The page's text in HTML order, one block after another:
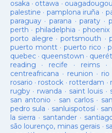
osaka · ottawa · ouagadougou
palestine · pamplona iruña ·
paraguay· parana ·paraty ·
perth ·philadelphia · phoenix
porto alegre ·portsmouth ·
puerto montt· puerto rico ·
quebec· queenstown ·
reading · recife · reims·
centreafricana · reunion ·
rosario · rostock · rotterdam ·
rugby· rwanda · saint louis ·
san antonio · san carlos·
pedro sula · sanluispotosí·
la sierra · santander ·
são lourenço, minas gerais ·